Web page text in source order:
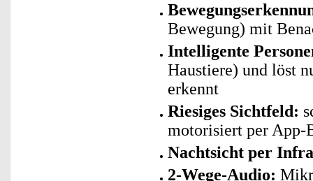
Bewegung) mit
Intelligente
Haustiere) und löst
erkennt
Riesiges Sichtfeld:
motorisiert per App-
Nachtsicht per
2-Wege-Audio: